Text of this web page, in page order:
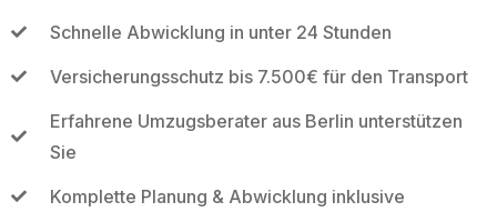
Schnelle Abwicklung in unter 24 Stunden
Versicherungsschutz bis 7.500€ für den Transport
Erfahrene Umzugsberater aus Berlin unterstützen
Sie
Komplette Planung & Abwicklung inklusive